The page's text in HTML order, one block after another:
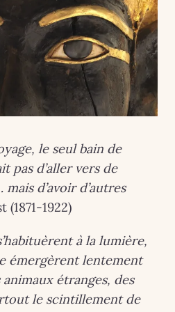
le seul bain de
pas d’aller vers de
d’avoir d’autres
1922)
à la lumière,
émergèrent lentement
étranges, des
le scintillement de